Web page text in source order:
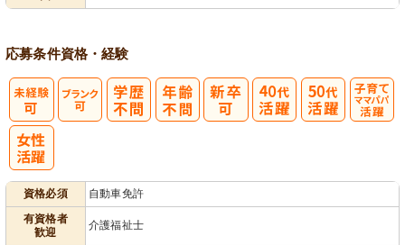
応募条件資格・経験
資格必須
自動車免許
有資格者
歓迎
介護福祉士